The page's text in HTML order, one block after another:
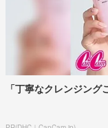
「丁寧なクレンジング